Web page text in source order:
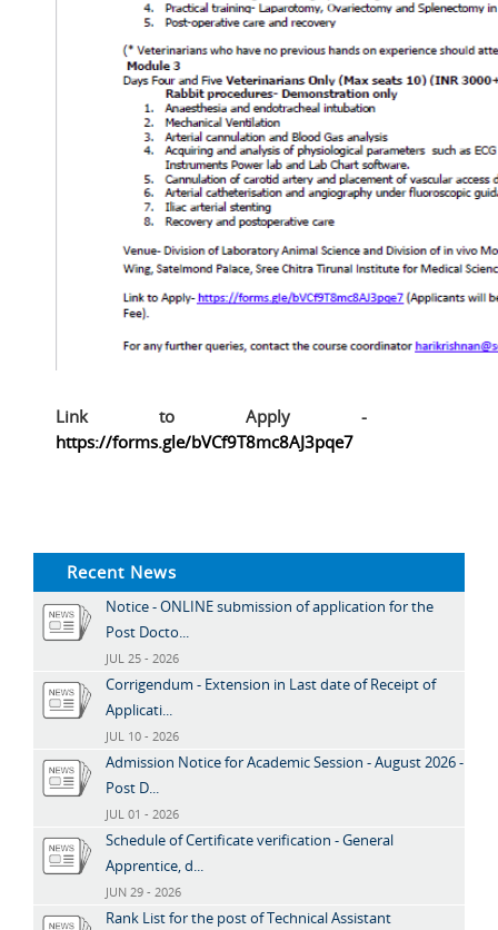
Link to Apply -
https://forms.gle/bVCf9T8mc8AJ3pqe7
Recent News
Notice - ONLINE submission of application for the
Post Docto...
JUL 25 - 2026
Corrigendum - Extension in Last date of Receipt of
Applicati...
JUL 10 - 2026
Admission Notice for Academic Session - August 2026 -
Post D...
JUL 01 - 2026
Schedule of Certificate verification - General
Apprentice, d...
JUN 29 - 2026
Rank List for the post of Technical Assistant